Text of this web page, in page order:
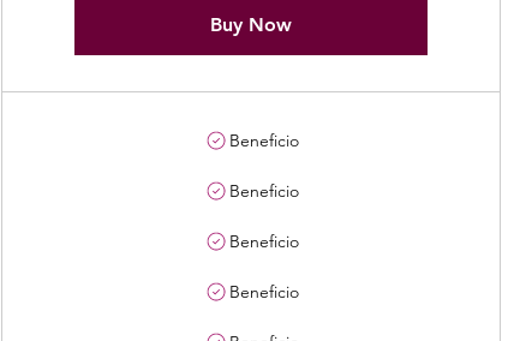
Buy Now
Beneficio
Beneficio
Beneficio
Beneficio